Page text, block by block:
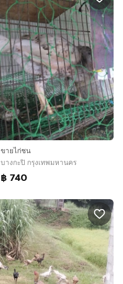
ขายไก่ชน
บางกะปิ กรุงเทพมหานคร
฿ 740